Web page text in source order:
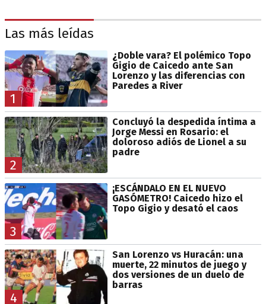
Las más leídas
1
¿Doble vara? El polémico Topo
Gigio de Caicedo ante San
Lorenzo y las diferencias con
Paredes a River
2
Concluyó la despedida íntima a
Jorge Messi en Rosario: el
doloroso adiós de Lionel a su
padre
3
¡ESCÁNDALO EN EL NUEVO
GASÓMETRO! Caicedo hizo el
Topo Gigio y desató el caos
4
San Lorenzo vs Huracán: una
muerte, 22 minutos de juego y
dos versiones de un duelo de
barras